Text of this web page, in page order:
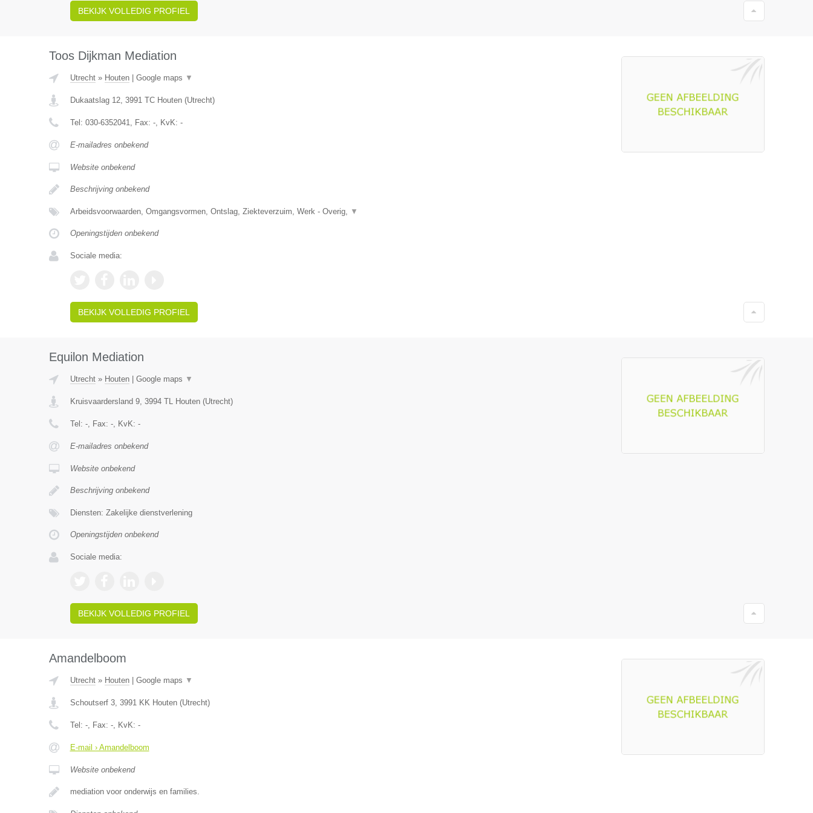
BEKIJK VOLLEDIG PROFIEL
Toos Dijkman Mediation
Utrecht» Houten| Google maps ▼
Dukaatslag 12, 3991 TC Houten(Utrecht)
Tel: 030-6352041, Fax: -, KvK: -
E-mailadres onbekend
Website onbekend
Beschrijving onbekend
Arbeidsvoorwaarden, Omgangsvormen, Ontslag, Ziekteverzuim, Werk - Overig, ▼
Openingstijden onbekend
Sociale media:
BEKIJK VOLLEDIG PROFIEL
Equilon Mediation
Utrecht» Houten| Google maps ▼
Kruisvaardersland 9, 3994 TL Houten(Utrecht)
Tel: -, Fax: -, KvK: -
E-mailadres onbekend
Website onbekend
Beschrijving onbekend
Diensten: Zakelijke dienstverlening
Openingstijden onbekend
Sociale media:
BEKIJK VOLLEDIG PROFIEL
Amandelboom
Utrecht» Houten| Google maps ▼
Schoutserf 3, 3991 KK Houten(Utrecht)
Tel: -, Fax: -, KvK: -
E-mail › Amandelboom
Website onbekend
mediation voor onderwijs en families.